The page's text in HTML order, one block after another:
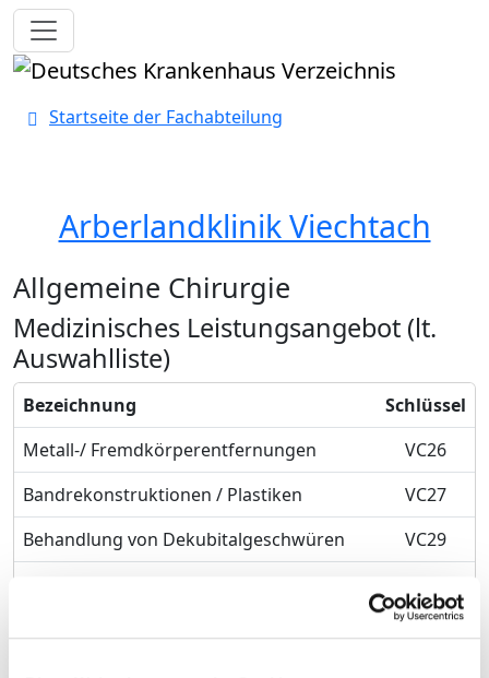
Toggle navigation
Startseite der Fachabteilung
Arberlandklinik Viechtach
Allgemeine Chirurgie
Medizinisches Leistungsangebot (lt.
Auswahlliste)
Bezeichnung
Schlüssel
Metall-/ Fremdkörperentfernungen
VC26
Bandrekonstruktionen / Plastiken
VC27
Behandlung von Dekubitalgeschwüren
VC29
VC31